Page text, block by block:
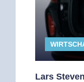
Lars